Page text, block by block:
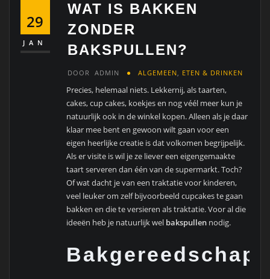
29
JAN
WAT IS BAKKEN
ZONDER
BAKSPULLEN?
DOOR ADMIN ALGEMEEN ETEN & DRINKEN
Precies, helemaal niets. Lekkernij, als taarten,
cakes, cup cakes, koekjes en nog véél meer kun je
natuurlijk ook in de winkel kopen. Alleen als je daar
klaar mee bent en gewoon wilt gaan voor een
eigen heerlijke creatie is dat volkomen begrijpelijk.
Als er visite is wil je ze liever een eigengemaakte
taart serveren dan één van de supermarkt. Toch?
Of wat dacht je van een traktatie voor kinderen,
veel leuker om zelf bijvoorbeeld cupcakes te gaan
bakken en die te versieren als traktatie. Voor al die
ideeën heb je natuurlijk wel bakspullen nodig.